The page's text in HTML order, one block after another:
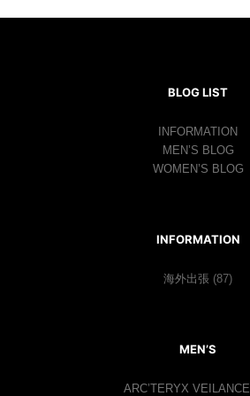
BLOG LIST
INFORMATION
MEN’S BLOG
WOMEN’S BLOG
INFORMATION
海外出張 (87)
MEN’S
ARC’TERYX VEILANCE